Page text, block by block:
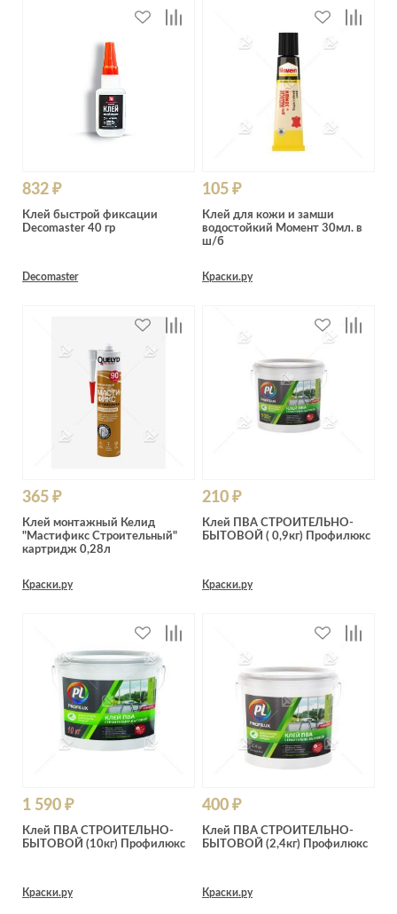
832 ₽
Клей быстрой фиксации
Decomaster 40 гр
Decomaster
105 ₽
Клей для кожи и замши
водостойкий Момент 30мл. в
ш/б
Краски.ру
365 ₽
Клей монтажный Келид
"Мастификс Строительный"
картридж 0,28л
Краски.ру
210 ₽
Клей ПВА СТРОИТЕЛЬНО-
БЫТОВОЙ ( 0,9кг) Профилюкс
Краски.ру
1 590 ₽
Клей ПВА СТРОИТЕЛЬНО-
БЫТОВОЙ (10кг) Профилюкс
Краски.ру
400 ₽
Клей ПВА СТРОИТЕЛЬНО-
БЫТОВОЙ (2,4кг) Профилюкс
Краски.ру